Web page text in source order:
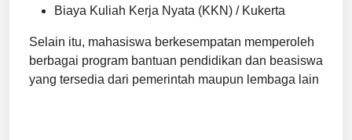
Biaya Kuliah Kerja Nyata (KKN) / Kukerta
Selain itu, mahasiswa berkesempatan memperoleh
berbagai program bantuan pendidikan dan beasiswa
yang tersedia dari pemerintah maupun lembaga lain